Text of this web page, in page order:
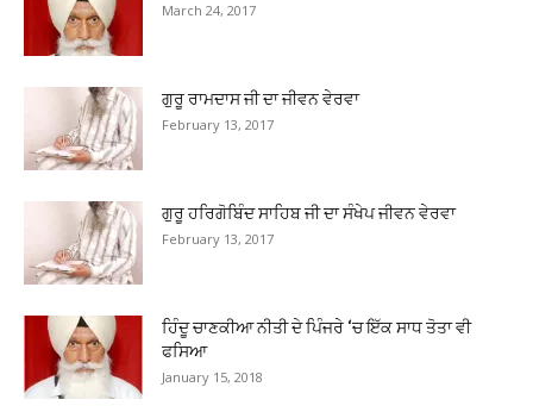
March 24, 2017
ਗੁਰੂ ਰਾਮਦਾਸ ਜੀ ਦਾ ਜੀਵਨ ਵੇਰਵਾ
February 13, 2017
ਗੁਰੂ ਹਰਿਗੋਬਿੰਦ ਸਾਹਿਬ ਜੀ ਦਾ ਸੰਖੇਪ ਜੀਵਨ ਵੇਰਵਾ
February 13, 2017
ਹਿੰਦੂ ਚਾਣਕੀਆ ਨੀਤੀ ਦੇ ਪਿੰਜਰੇ ‘ਚ ਇੱਕ ਸਾਧ ਤੋਤਾ ਵੀ
ਫਸਿਆ
January 15, 2018